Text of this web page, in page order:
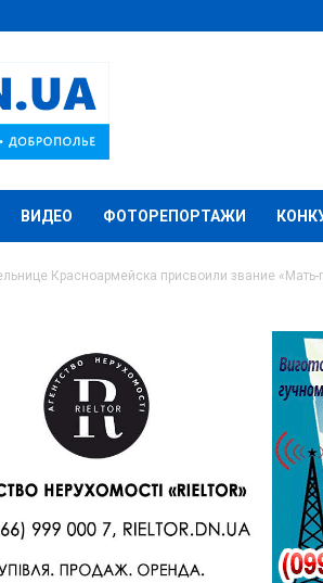
ВИДЕО ФОТОРЕПОРТАЖИ
Красноармейска присвоили звание «Мать-
присвоили